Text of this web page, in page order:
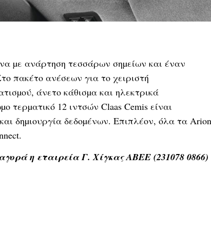
µε ανάρτηση τεσσάρων σηµείων και έναν
πακέτο ανέσεων για το χειριστή
άνετο κάθισµα και ηλεκτρικά
τερµατικό 12 ιντσών Claas Cemis είναι
δηµιουργία δεδοµένων. Επιπλέον, όλα τα Arion
η εταιρεία Γ. Χίγκας ΑΒΕΕ (231078 0866)